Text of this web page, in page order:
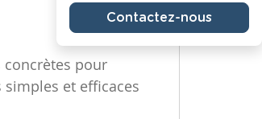
concrètes pour
et efficaces
Contactez-nous